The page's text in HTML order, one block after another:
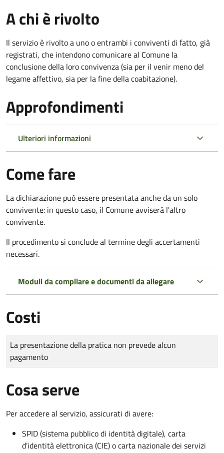
A chi è rivolto
Il servizio è rivolto a uno o entrambi i conviventi di fatto, già
registrati, che intendono comunicare al Comune la
conclusione della loro convivenza (sia per il venir meno del
legame affettivo, sia per la fine della coabitazione).
Approfondimenti
Ulteriori informazioni
Come fare
La dichiarazione può essere presentata anche da un solo
convivente: in questo caso, il Comune avviserà l'altro
convivente.
Il procedimento si conclude al termine degli accertamenti
necessari.
Moduli da compilare e documenti da allegare
Costi
Tipo di pagamento
Importo
La presentazione della pratica non prevede alcun
pagamento
Cosa serve
Per accedere al servizio, assicurati di avere:
SPID (sistema pubblico di identità digitale), carta
d’identità elettronica (CIE) o carta nazionale dei servizi